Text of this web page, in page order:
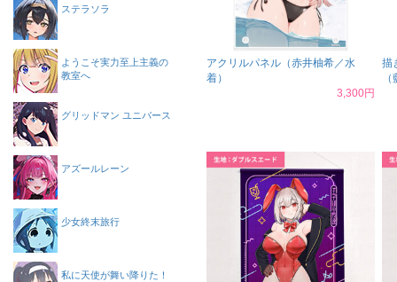
アクリルパネル（赤井柚希／水
着）
3,300円
描
ステラソラ
ようこそ実力至上主義の
教室へ
グリッドマン ユニバース
アズールレーン
少女終末旅行
私に天使が舞い降りた！